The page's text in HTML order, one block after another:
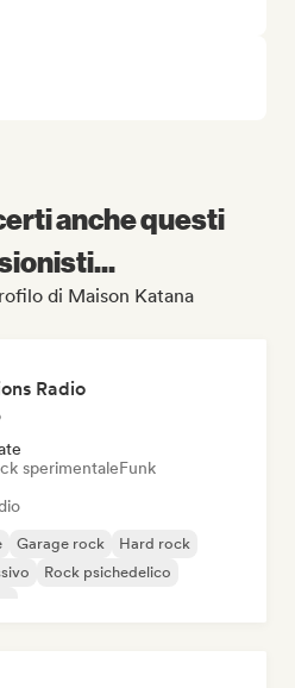
anche questi
di Maison Katana
Radio
sperimentaleFunk
Garage rock
Hard rock
Rock psichedelico